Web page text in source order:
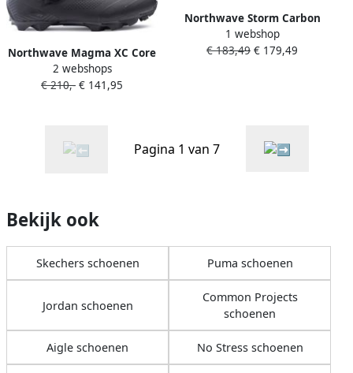
Northwave Magma XC Core
Winter fietsschoenen
Fietsschoenen
2 webshops
€ 210,- € 141,95
Northwave Storm Carbon
Raceschoenen Wit Vrouw
1 webshop
€ 183,49 € 179,49
Pagina 1 van 7
Bekijk ook
Skechers schoenen Puma schoenen
Jordan schoenen
Common Projects
schoenen
Aigle schoenen No Stress schoenen